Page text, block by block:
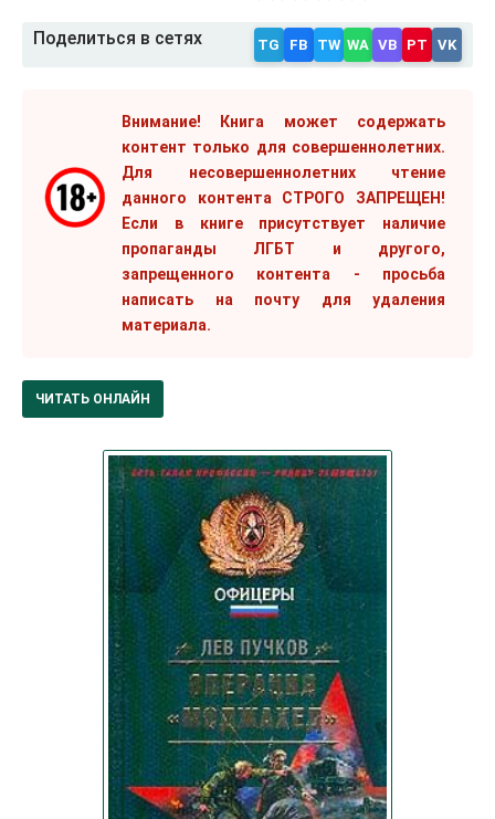
Поделиться в сетях TG FB TW WA VB PT VK
Внимание! Книга может содержать
контент только для совершеннолетних.
Для несовершеннолетних чтение
данного контента СТРОГО ЗАПРЕЩЕН!
Если в книге присутствует наличие
пропаганды ЛГБТ и другого,
запрещенного контента - просьба
написать на почту для удаления
материала.
ЧИТАТЬ ОНЛАЙН